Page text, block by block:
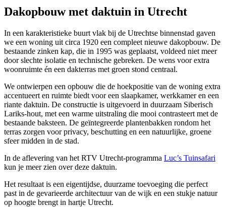
Dakopbouw met daktuin in Utrecht
In een karakteristieke buurt vlak bij de Utrechtse binnenstad gaven
we een woning uit circa 1920 een compleet nieuwe dakopbouw. De
bestaande zinken kap, die in 1995 was geplaatst, voldeed niet meer
door slechte isolatie en technische gebreken. De wens voor extra
woonruimte én een dakterras met groen stond centraal.
We ontwierpen een opbouw die de hoekpositie van de woning extra
accentueert en ruimte biedt voor een slaapkamer, werkkamer en een
riante daktuin. De constructie is uitgevoerd in duurzaam Siberisch
Lariks-hout, met een warme uitstraling die mooi contrasteert met de
bestaande baksteen. De geïntegreerde plantenbakken rondom het
terras zorgen voor privacy, beschutting en een natuurlijke, groene
sfeer midden in de stad.
In de aflevering van het RTV Utrecht-programma Luc’s Tuinsafari
kun je meer zien over deze daktuin.
Het resultaat is een eigentijdse, duurzame toevoeging die perfect
past in de gevarieerde architectuur van de wijk en een stukje natuur
op hoogte brengt in hartje Utrecht.